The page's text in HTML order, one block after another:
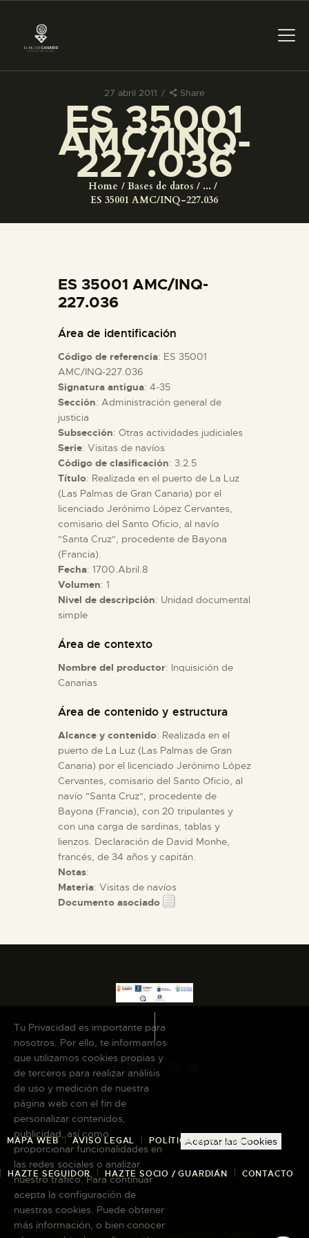
27 abril 2011 Share
ES 35001
AMC/INQ-
227.036
Home Bases de datos
...
ES 35001 AMC/INQ-227.036
PREPARAR LA VISITA
ACTIVIDADES
COLECCIONES
ESPAÑOL
PREPARAR LA VISITA
ACTIVIDADES
█
EL MUSEO
COLECCIONES
DIDÁCTICA
ES 35001 AMC/INQ-
227.036
Área de identificación
Código de referencia: ES 35001
AMC/INQ-227.036
Signatura antigua: 4-35
Sección: Administración general de
justicia
Subsección: Otras actividades judiciales
Serie: Visitas de navíos
Código de clasificación: 3.2.5
Título: Realizada en el puerto de La Luz
(Las Palmas de Gran Canaria) por el
licenciado Jerónimo López Cervantes,
comisario del Santo Oficio, al navío
"Santa Cruz", procedente de Bayona
(Francia).
Fecha: 1700.Abril.8
Volumen: 1
Nivel de descripción: Unidad documental
simple
Área de contexto
Nombre del productor: Inquisición de
Canarias
Área de contenido y estructura
Alcance y contenido: Realizada en el
puerto de La Luz (Las Palmas de Gran
Canaria) por el licenciado Jerónimo López
Cervantes, comisario del Santo Oficio, al
navío "Santa Cruz", procedente de
Bayona (Francia), con 20 tripulantes y
con una carga de sardinas, tablas y
lienzos. Declaración de David Monhe,
francés, de 34 años y capitán.
Notas:
Materia: Visitas de navíos
Documento asociado
MAPA WEB AVISO LEGAL POLÍTICA DE COOKIES
HAZTE SEGUIDOR HAZTE SOCIO / GUARDIÁN CONTACTO
Copyright © 2026 El Museo Canario · Todos
Tu Privacidad es importante para
nosotros. Por ello, te informamos
que utilizamos cookies propias y
de terceros para realizar análisis
de uso y medición de nuestra
página web con el fin de
personalizar contenidos,
publicidad, así como
proporcionar funcionalidades en
las redes sociales o analizar
nuestro tráfico. Para continuar
acepta la configuración de
nuestras cookies. Puede obtener
más información, o bien conocer
Aceptar las Cookies